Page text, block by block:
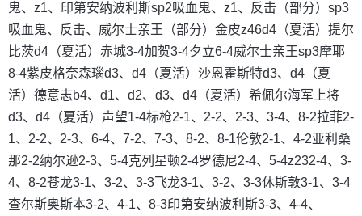
鬼、z1、印第安纳波利斯sp2吸血鬼、z1、反击（部分）sp3
吸血鬼、反击、威尔士亲王（部分）金皮z46d4（夏活）提尔
比茨d4（夏活）赤城3-4加贺3-4夕立6-4威尔士亲王sp3摩耶
8-4紫皮格奈森瑙d3、d4（夏活）沙恩霍斯特d3、d4（夏
活）德意志b4、d1、d2、d3、d4（夏活）希佩尔海军上将
d3、d4（夏活）声望1-4标枪2-1、2-2、2-3、3-4、8-2拉菲2-
1、2-2、2-3、6-4、7-2、7-3、8-2、8-1伦敦2-1、4-2亚利桑
那2-2纳尔逊2-3、5-4克列星顿2-4罗德尼2-4、5-4z232-4、3-
4、8-2苍龙3-1、3-2、3-3飞龙3-1、3-2、3-3休斯敦3-1、3-4
查尔斯奥斯本3-2、4-1、8-3印第安纳波利斯3-3、4-4、